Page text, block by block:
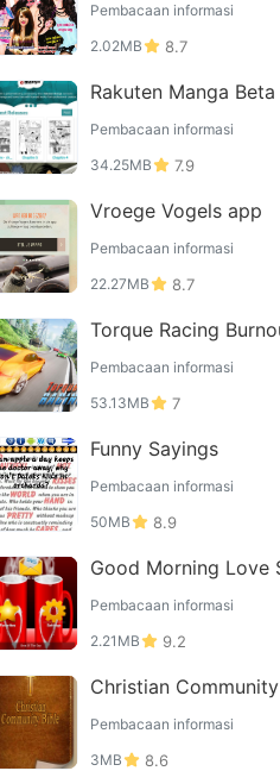
Pembacaan informasi
2.02MB
8.7
Rakuten Manga
Pembacaan informasi
34.25MB
7.9
Vroege Vogels app
Pembacaan informasi
22.27MB
8.7
Torque Racing
Pembacaan informasi
53.13MB
7
Funny Sayings
Pembacaan informasi
50MB
8.9
Good Morning Love
Pembacaan informasi
2.21MB
9.2
Christian
Pembacaan informasi
3MB
8.6